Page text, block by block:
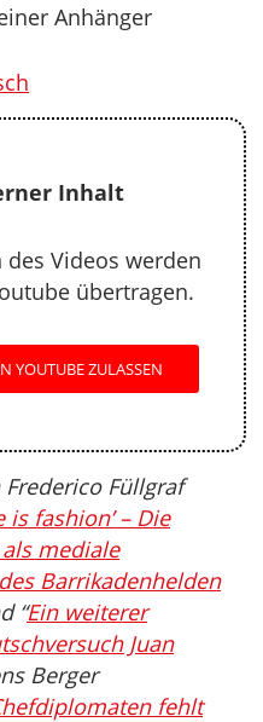
Anhänger
Inhalt
des Videos werden
übertragen.
YOUTUBE ZULASSEN
Füllgraf
is fashion’ – Die
mediale
Barrikadenhelden
“Ein weiterer
Juan
Berger
fehlt